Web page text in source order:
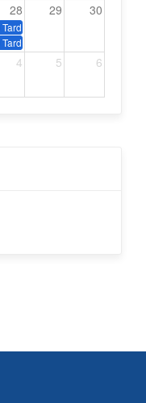
28 29 30
Tardeo amb música dels 70, 80
Tardeo amb música dels 70, 80
4 5 6